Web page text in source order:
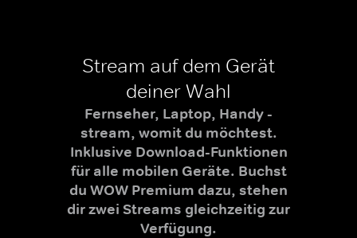
Stream auf dem Gerät
deiner Wahl
Fernseher, Laptop, Handy -
stream, womit du möchtest.
Inklusive Download-Funktionen
für alle mobilen Geräte. Buchst
du WOW Premium dazu, stehen
dir zwei Streams gleichzeitig zur
Verfügung.